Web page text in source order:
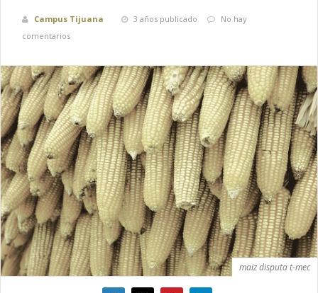
Campus Tijuana 3 años publicado
No hay
comentarios
maiz disputa t-mec